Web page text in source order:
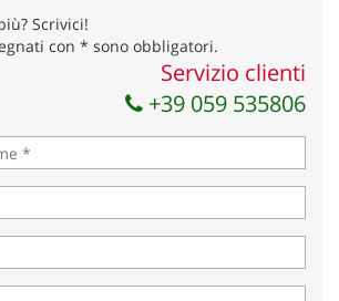
la tua richiesta
Scrivici!
con * sono obbligatori.
Servizio clienti
+39 059 535806